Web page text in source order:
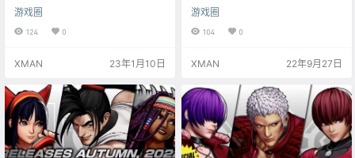
吾”上线！ 同时将实施全角色的游戏
平衡调整！！ 预计2023年春季上线
色也将参战。 “唱片电台”免费追加
游戏圈
124 0
XMAN 23年1月10日
剑格斗游戏『侍魂』系列的霸王丸
（中村大树）、娜可露露（中原麻
游戏圈
104 0
XMAN 22年9月27日